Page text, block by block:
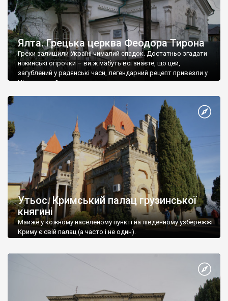
Ялта. Грецька церква Феодора Тирона
Греки залишили Україні чималий спадок. Достатньо згадати
ніжинські огірочки – ви ж мабуть всі знаєте, що цей,
загублений у радянські часи, легендарний рецепт привезли у
Ніжин греки?
Утьос. Кримський палац грузинської
княгині
Майже у кожному населеному пункті на південному узбережжі
Криму є свій палац (а часто і не один).